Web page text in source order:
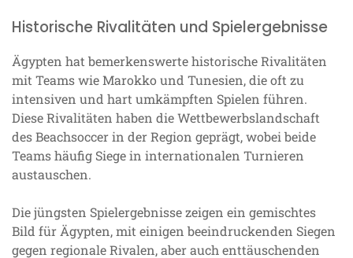
Historische Rivalitäten und Spielergebnisse
Ägypten hat bemerkenswerte historische Rivalitäten
mit Teams wie Marokko und Tunesien, die oft zu
intensiven und hart umkämpften Spielen führen.
Diese Rivalitäten haben die Wettbewerbslandschaft
des Beachsoccer in der Region geprägt, wobei beide
Teams häufig Siege in internationalen Turnieren
austauschen.
Die jüngsten Spielergebnisse zeigen ein gemischtes
Bild für Ägypten, mit einigen beeindruckenden Siegen
gegen regionale Rivalen, aber auch enttäuschenden